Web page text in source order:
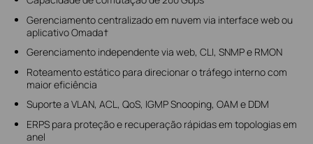
Gerenciamento centralizado em nuvem via interface web ou
aplicativo Omada†
Gerenciamento independente via web, CLI, SNMP e RMON
Roteamento estático para direcionar o tráfego interno com
maior eficiência
Suporte a VLAN, ACL, QoS, IGMP Snooping, OAM e DDM
ERPS para proteção e recuperação rápidas em topologias em
anel